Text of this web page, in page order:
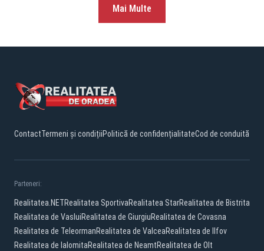
Mai Multe
ContactTermeni și condițiiPolitică de confidențialitateCod de conduită
Parteneri:
Realitatea.NETRealitatea SportivaRealitatea StarRealitatea de Bistrita
Realitatea de VasluiRealitatea de GiurgiuRealitatea de Covasna
Realitatea de TeleormanRealitatea de ValceaRealitatea de Ilfov
Realitatea de IalomitaRealitatea de NeamtRealitatea de Olt